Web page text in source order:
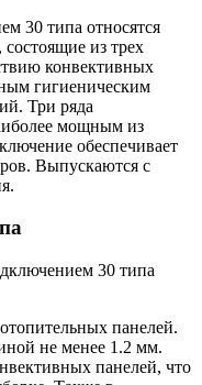
30 типа относятся
из трех
конвективных
гигиеническим
Три ряда
мощным из
обеспечивает
Выпускаются с
30 типа
панелей.
не менее 1.2 мм.
панелей, что